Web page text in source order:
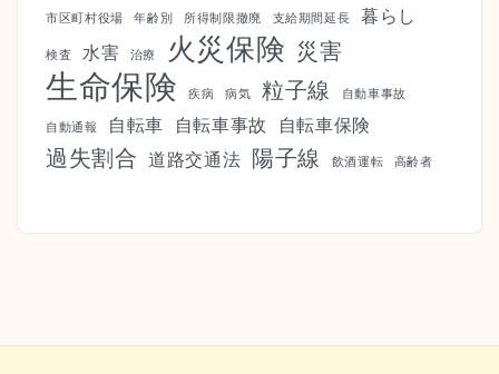
市区町村役場 年齢別 所得制限撤廃 支給期間延長 暮らし
検査 水害 治療 火災保険 災害
生命保険 疾病 病気 粒子線 自動車事故
自動通報 自転車 自転車事故 自転車保険
過失割合 道路交通法 陽子線 飲酒運転 高齢者